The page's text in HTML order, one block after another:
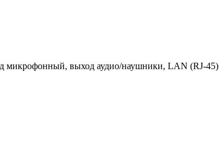
микрофонный, выход аудио/наушники, LAN (RJ-45)